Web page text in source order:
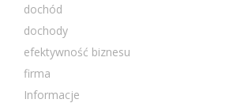
dochód
dochody
efektywność biznesu
firma
Informacje